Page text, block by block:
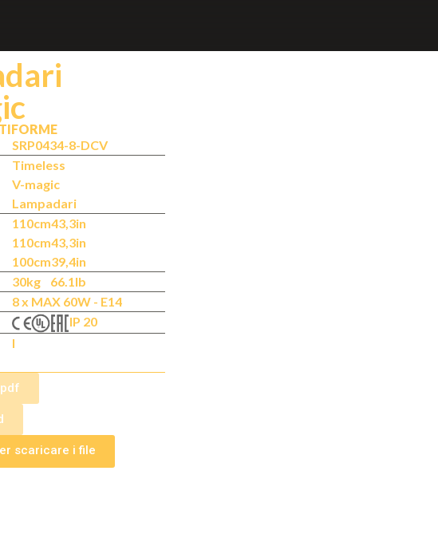
SRP0434-8-DCV
Timeless
V-magic
Lampadari
110cm43,3in
110cm43,3in
100cm39,4in
30kg
66.1lb
8 x MAX 60W - E14
IP 20
I
scaricare i file